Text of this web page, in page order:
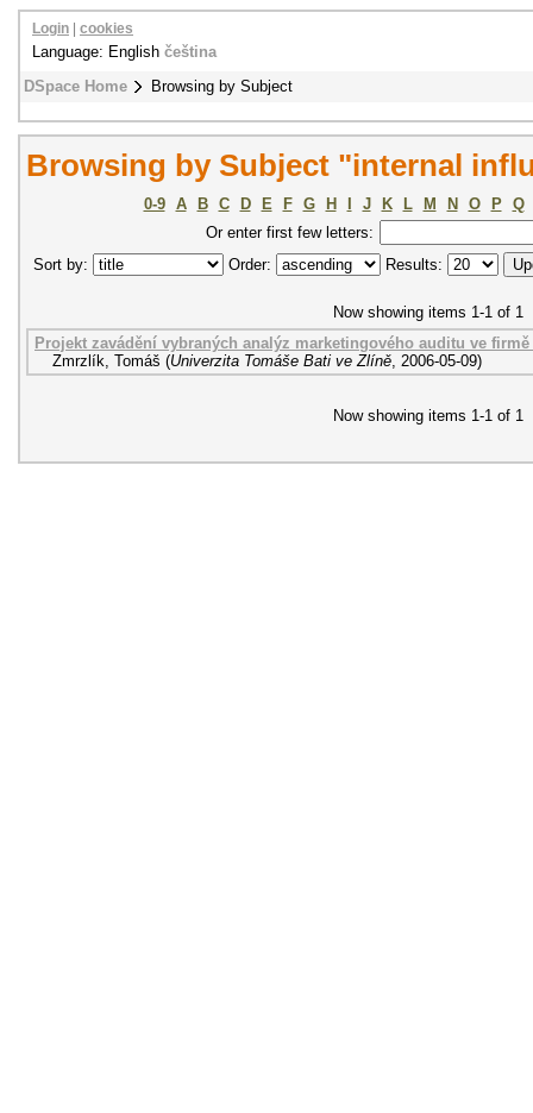
DSpace Home Browsing by Subject
Login cookies
Language: English čeština
Browsing by Subject "internal
0-9 A B C D E F G H J K L M N O P
Q
Or enter first few letters:
Sort by:
Order: Results:
Now showing items 1-1 of 1
Projekt zavádění vybraných analýz marketingového auditu ve
Zmrzlík, Tomáš (Univerzita Tomáše Bati ve Zlíně, 2006-05-09)
Now showing items 1-1 of 1